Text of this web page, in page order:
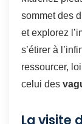
sommet des
et explorez
s’étirer à
ressourcer,
celui des
La visite